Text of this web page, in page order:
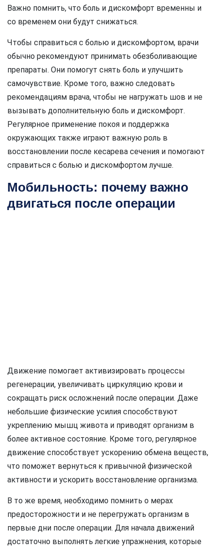
Важно помнить, что боль и дискомфорт временны и
со временем они будут снижаться.
Чтобы справиться с болью и дискомфортом, врачи
обычно рекомендуют принимать обезболивающие
препараты. Они помогут снять боль и улучшить
самочувствие. Кроме того, важно следовать
рекомендациям врача, чтобы не нагружать шов и не
вызывать дополнительную боль и дискомфорт.
Регулярное применение покоя и поддержка
окружающих также играют важную роль в
восстановлении после кесарева сечения и помогают
справиться с болью и дискомфортом лучше.
Мобильность: почему важно
двигаться после операции
Движение помогает активизировать процессы
регенерации, увеличивать циркуляцию крови и
сокращать риск осложнений после операции. Даже
небольшие физические усилия способствуют
укреплению мышц живота и приводят организм в
более активное состояние. Кроме того, регулярное
движение способствует ускорению обмена веществ,
что поможет вернуться к привычной физической
активности и ускорить восстановление организма.
В то же время, необходимо помнить о мерах
предосторожности и не перегружать организм в
первые дни после операции. Для начала движений
достаточно выполнять легкие упражнения, которые